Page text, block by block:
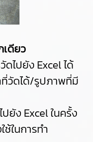
ดียว
ไปยัง Excel ได้
วัดได้/รูปภาพที่มี
ยัง Excel ในครั้ง
ในการทำ